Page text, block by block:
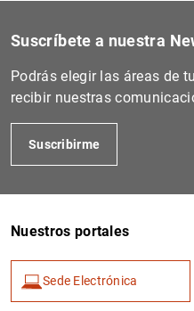
Suscríbete a nuestra
Podrás elegir las áreas de
recibir nuestras
Suscribirme
Nuestros portales
Sede Electrónica